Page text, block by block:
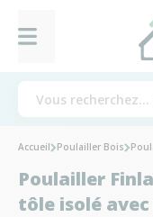
Accueil Poulailler Bois
Poulailler
tôle isolé